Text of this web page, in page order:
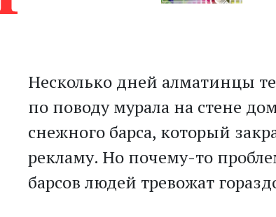
Несколько дней алматинцы
по поводу мурала на стене
снежного барса, который
рекламу. Но почему-то
барсов людей тревожат